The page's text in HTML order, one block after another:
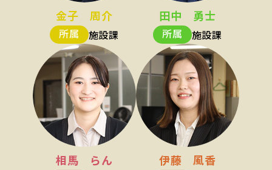
金子 周介
所属 施設課
田中 勇士
所属 施設課
相馬 らん 伊藤 風香